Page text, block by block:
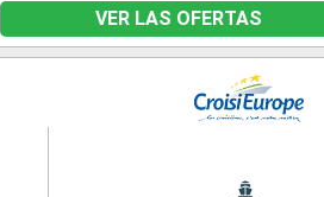
VER LAS OFERTAS